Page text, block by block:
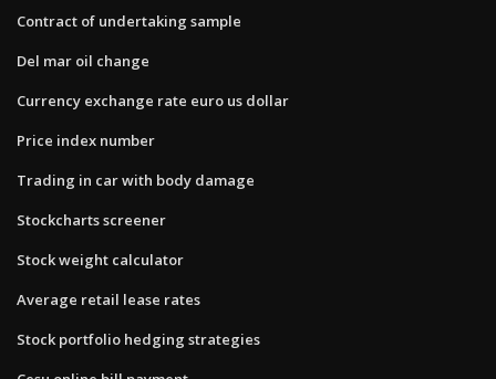
Contract of undertaking sample
Del mar oil change
Currency exchange rate euro us dollar
Price index number
Trading in car with body damage
Stockcharts screener
Stock weight calculator
Average retail lease rates
Stock portfolio hedging strategies